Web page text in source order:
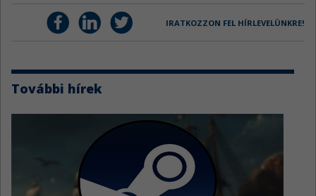
IRATKOZZON FEL HÍRLEVELÜNKRE!
További hírek